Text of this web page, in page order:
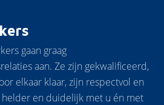
gaan graag
aan. Ze zijn gekwalificeerd,
elkaar klaar, zijn respectvol en
en duidelijk met u én met